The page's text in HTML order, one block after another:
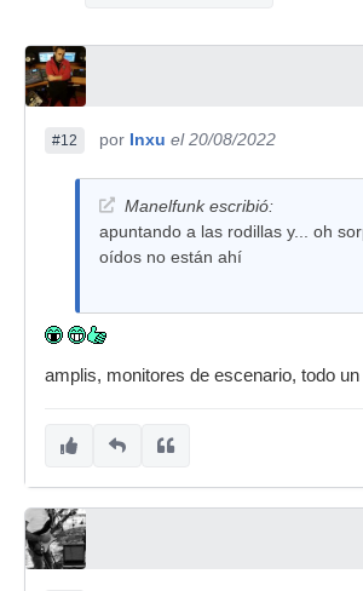
#12 por Inxu el 20/08/2022
Manelfunk escribió:
apuntando a las rodillas y... oh
oídos no están ahí
amplis, monitores de escenario, todo